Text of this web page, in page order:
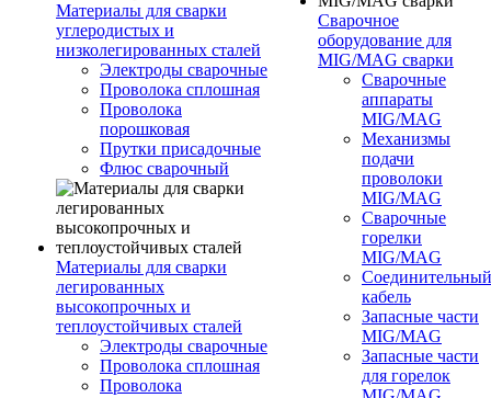
Материалы для сварки
углеродистых и
низколегированных сталей
Электроды сварочные
Проволока сплошная
Проволока
порошковая
Прутки присадочные
Флюс сварочный
Материалы для сварки
легированных
высокопрочных и
теплоустойчивых сталей
Электроды сварочные
Проволока сплошная
Проволока
Сварочное
оборудование для
MIG/MAG сварки
Сварочные
аппараты
MIG/MAG
Механизмы
подачи
проволоки
MIG/MAG
Сварочные
горелки
MIG/MAG
Соединительный
кабель
Запасные части
MIG/MAG
Запасные части
для горелок